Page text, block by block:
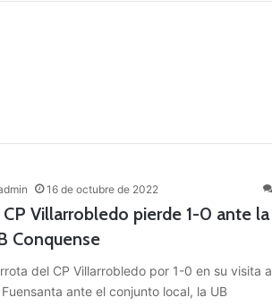
16 de octubre de 2022
CP Villarrobledo pierde 1-0 ante la
Conquense
del CP Villarrobledo por 1-0 en su visita a
Fuensanta ante el conjunto local, la UB